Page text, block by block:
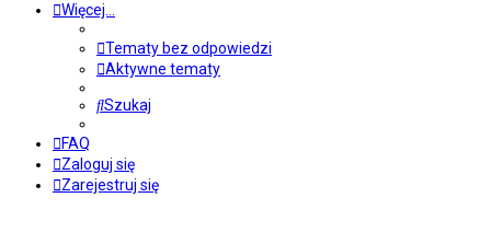
Więcej…
Tematy bez odpowiedzi
Aktywne tematy
Szukaj
FAQ
Zaloguj się
Zarejestruj się